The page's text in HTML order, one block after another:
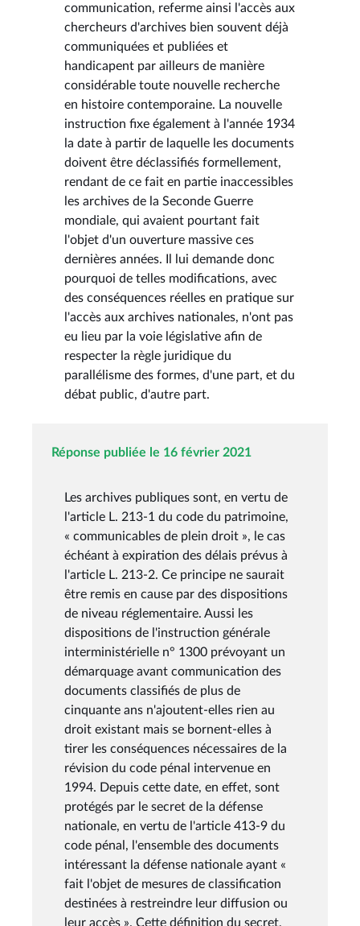
communication, referme ainsi l'accès aux
chercheurs d'archives bien souvent déjà
communiquées et publiées et
handicapent par ailleurs de manière
considérable toute nouvelle recherche
en histoire contemporaine. La nouvelle
instruction fixe également à l'année 1934
la date à partir de laquelle les documents
doivent être déclassifiés formellement,
rendant de ce fait en partie inaccessibles
les archives de la Seconde Guerre
mondiale, qui avaient pourtant fait
l'objet d'un ouverture massive ces
dernières années. Il lui demande donc
pourquoi de telles modifications, avec
des conséquences réelles en pratique sur
l'accès aux archives nationales, n'ont pas
eu lieu par la voie législative afin de
respecter la règle juridique du
parallélisme des formes, d'une part, et du
débat public, d'autre part.
Réponse publiée le 16 février 2021
Les archives publiques sont, en vertu de
l'article L. 213-1 du code du patrimoine,
« communicables de plein droit », le cas
échéant à expiration des délais prévus à
l'article L. 213-2. Ce principe ne saurait
être remis en cause par des dispositions
de niveau réglementaire. Aussi les
dispositions de l'instruction générale
interministérielle n° 1300 prévoyant un
démarquage avant communication des
documents classifiés de plus de
cinquante ans n'ajoutent-elles rien au
droit existant mais se bornent-elles à
tirer les conséquences nécessaires de la
révision du code pénal intervenue en
1994. Depuis cette date, en effet, sont
protégés par le secret de la défense
nationale, en vertu de l'article 413-9 du
code pénal, l'ensemble des documents
intéressant la défense nationale ayant «
fait l'objet de mesures de classification
destinées à restreindre leur diffusion ou
leur accès ». Cette définition du secret,